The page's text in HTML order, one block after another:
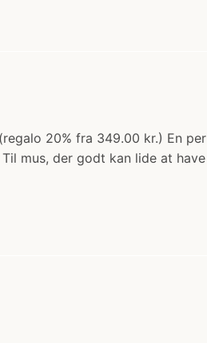
20% fra 349.00 kr.) En
mus, der godt kan lide at